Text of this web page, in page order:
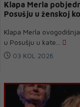
Klapa Merla
Posušju u ženskoj
Klapa Merla
u Posušju u kate...
03 KOL 2026